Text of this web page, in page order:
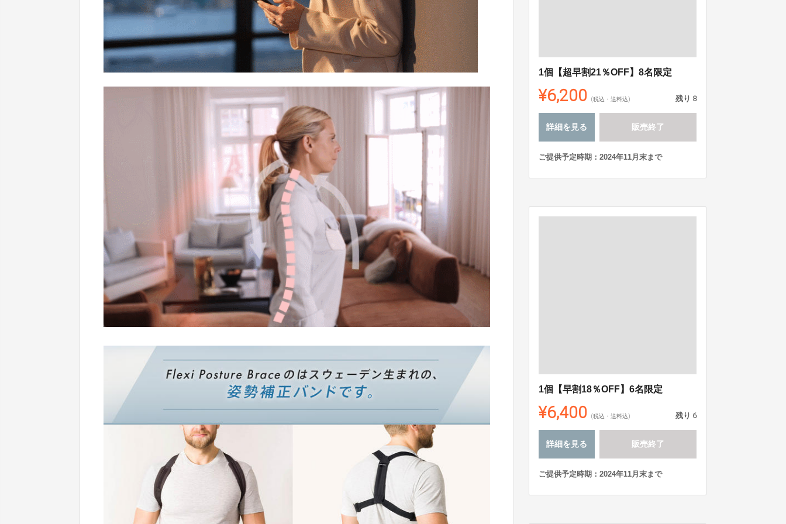
1個【超早割21％OFF】8名限定
¥6,200 (税込・送料込) 残り 8
詳細を見る 販売終了
ご提供予定時期：2024年11月末まで
1個【早割18％OFF】6名限定
¥6,400 (税込・送料込) 残り 6
詳細を見る 販売終了
ご提供予定時期：2024年11月末まで